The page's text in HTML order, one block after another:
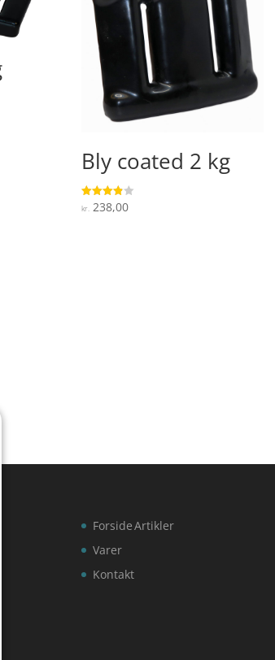
Bly coated 2 kg
Vurderet
3.9
kr.238,00
Forside
Varer
Kontakt
Artikler